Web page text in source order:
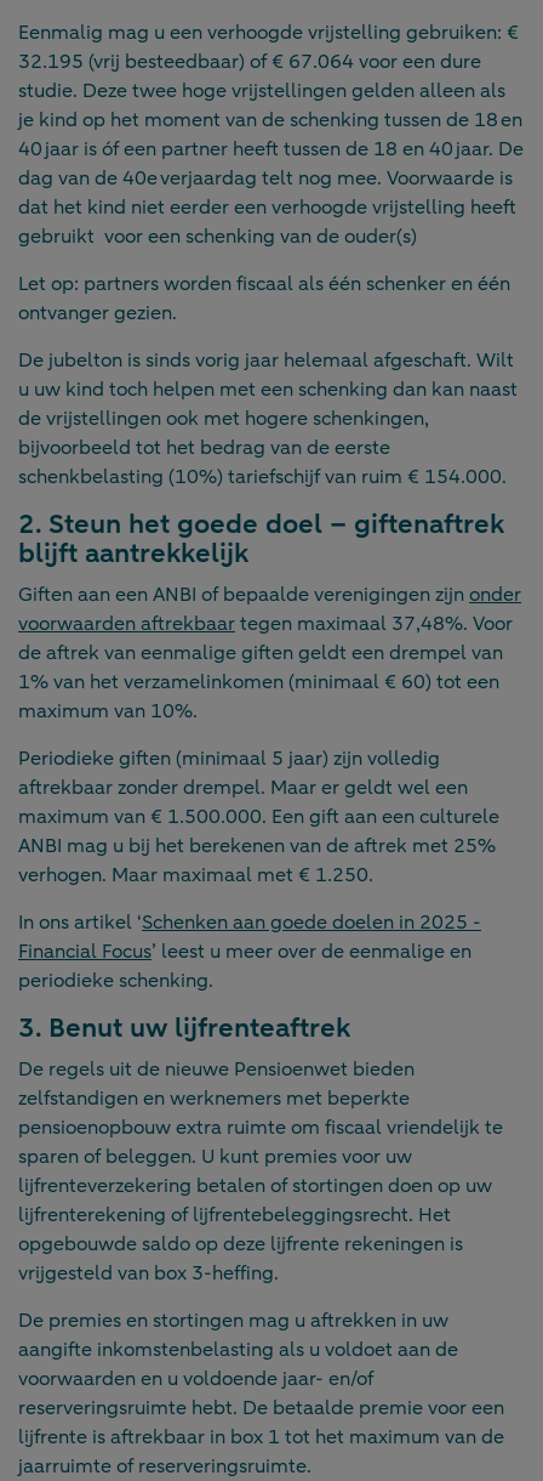
Eenmalig mag u een verhoogde vrijstelling gebruiken: €
32.195 (vrij besteedbaar) of € 67.064 voor een dure
studie. Deze twee hoge vrijstellingen gelden alleen als
je kind op het moment van de schenking tussen de 18 en
40 jaar is óf een partner heeft tussen de 18 en 40 jaar. De
dag van de 40e verjaardag telt nog mee. Voorwaarde is
dat het kind niet eerder een verhoogde vrijstelling heeft
gebruikt voor een schenking van de ouder(s)
Let op: partners worden fiscaal als één schenker en één
ontvanger gezien.
De jubelton is sinds vorig jaar helemaal afgeschaft. Wilt
u uw kind toch helpen met een schenking dan kan naast
de vrijstellingen ook met hogere schenkingen,
bijvoorbeeld tot het bedrag van de eerste
schenkbelasting (10%) tariefschijf van ruim € 154.000.
2. Steun het goede doel – giftenaftrek
blijft aantrekkelijk
Giften aan een ANBI of bepaalde verenigingen zijnonder
voorwaarden aftrekbaartegen maximaal 37,48%. Voor
de aftrek van eenmalige giften geldt een drempel van
1% van het verzamelinkomen (minimaal € 60) tot een
maximum van 10%.
Periodieke giften (minimaal 5 jaar) zijn volledig
aftrekbaar zonder drempel. Maar er geldt wel een
maximum van € 1.500.000. Een gift aan een culturele
ANBI mag u bij het berekenen van de aftrek met 25%
verhogen. Maar maximaal met € 1.250.
In ons artikel ‘Schenken aan goede doelen in 2025 -
Financial Focus’ leest u meer over de eenmalige en
periodieke schenking.
3. Benut uw lijfrenteaftrek
De regels uit de nieuwe Pensioenwet bieden
zelfstandigen en werknemers met beperkte
pensioenopbouw extra ruimte om fiscaal vriendelijk te
sparen of beleggen. U kunt premies voor uw
lijfrenteverzekering betalen of stortingen doen op uw
lijfrenterekening of lijfrentebeleggingsrecht. Het
opgebouwde saldo op deze lijfrente rekeningen is
vrijgesteld van box 3-heffing.
De premies en stortingen mag u aftrekken in uw
aangifte inkomstenbelasting als u voldoet aan de
voorwaarden en u voldoende jaar- en/of
reserveringsruimte hebt. De betaalde premie voor een
lijfrente is aftrekbaar in box 1 tot het maximum van de
jaarruimte of reserveringsruimte.